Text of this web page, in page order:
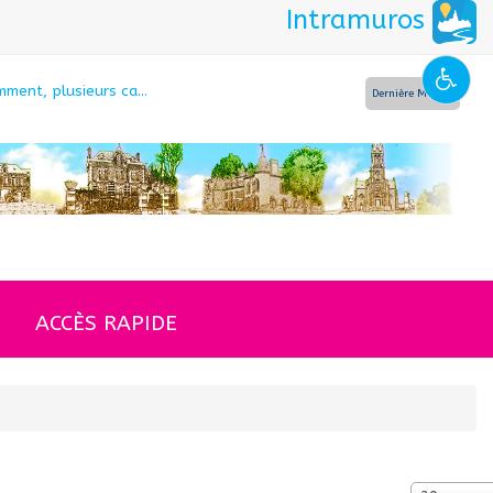
Intramuros
Dernière Minute
plusieurs ca... La gendarmerie
ACCÈS RAPIDE